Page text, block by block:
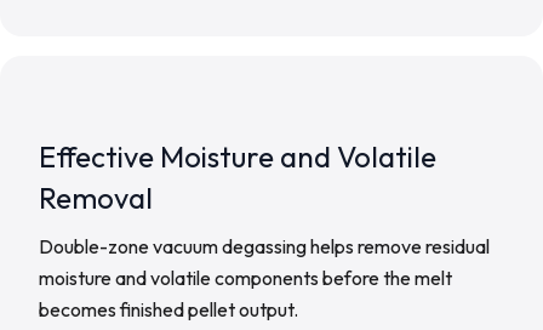
Effective Moisture and Volatile
Removal
Double-zone vacuum degassing helps remove residual
moisture and volatile components before the melt
becomes finished pellet output.